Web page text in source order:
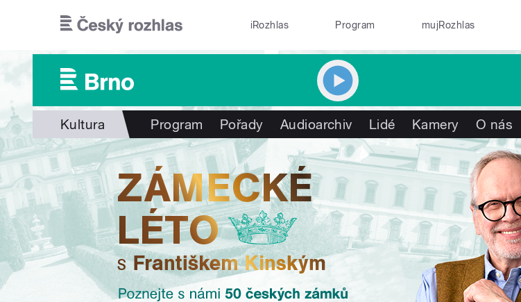
iRozhlas Program mujRozhlas
Kultura Program Pořady Audioarchiv Lidé Kamery O nás